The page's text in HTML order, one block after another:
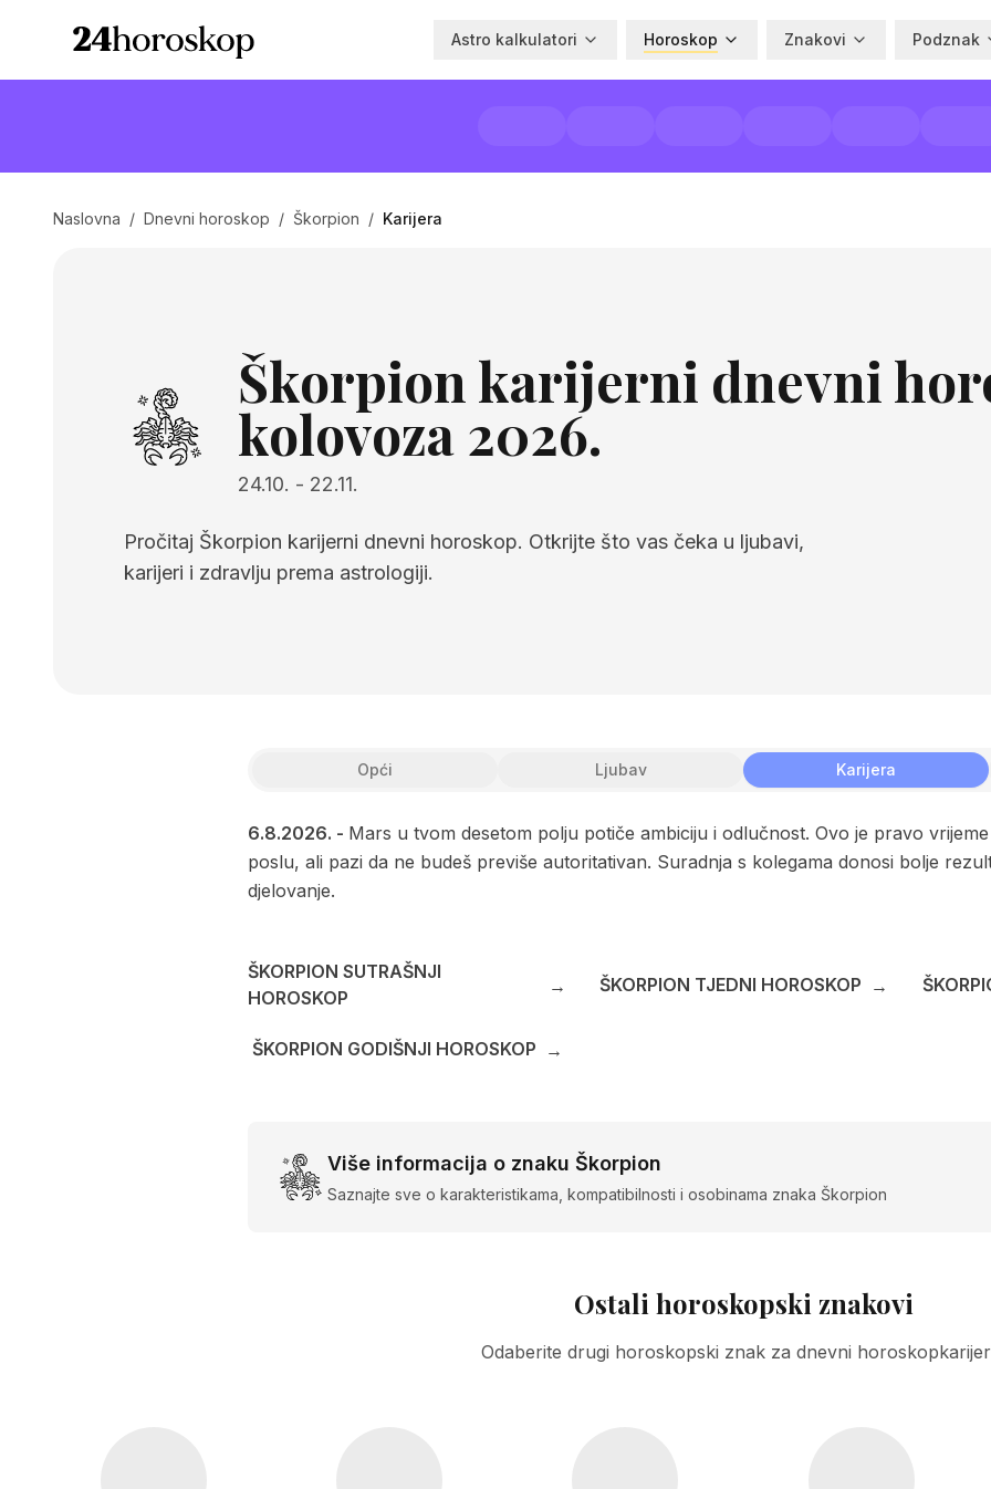
Astro kalkulatori Horoskop Znakovi Podznak
Naslovna / Dnevni horoskop / Škorpion / Karijera
Škorpion karijerni dnevni
kolovoza 2026.
24.10. - 22.11.
Pročitaj Škorpion karijerni dnevni horoskop. Otkrijte što vas čeka u ljubavi,
karijeri i zdravlju prema astrologiji.
Opći Ljubav Karijera
6.8.2026. - Mars u tvom desetom polju potiče ambiciju i odlučnost. Ovo je pravo
poslu, ali pazi da ne budeš previše autoritativan. Suradnja s kolegama donosi bolje
djelovanje.
ŠKORPION SUTRAŠNJI
HOROSKOP
→ ŠKORPION TJEDNI HOROSKOP →
ŠKORPION GODIŠNJI HOROSKOP →
Više informacija o znaku Škorpion
Saznajte sve o karakteristikama, kompatibilnosti i osobinama znaka Škorpion
Ostali horoskopski znakovi
Odaberite drugi horoskopski znak za dnevni